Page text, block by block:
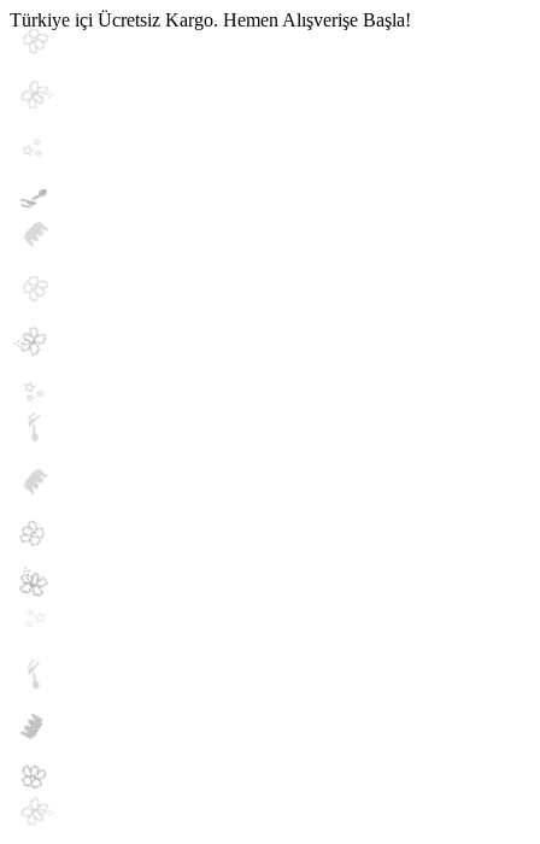
Türkiye içi Ücretsiz Kargo. Hemen Alışverişe Başla!
🌸
🌺
✨
💅
👑
🌸
🌺
✨
💅
👑
🌸
🌺
💅
👑
🌸
🌺